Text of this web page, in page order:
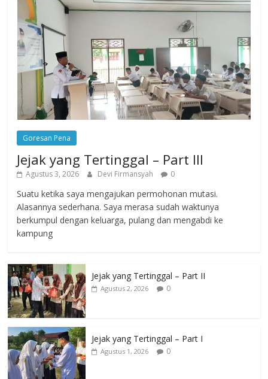
Goresan Pena
Jejak yang Tertinggal – Part III
Agustus 3, 2026 Devi Firmansyah 0
Suatu ketika saya mengajukan permohonan mutasi.
Alasannya sederhana. Saya merasa sudah waktunya
berkumpul dengan keluarga, pulang dan mengabdi ke
kampung
Jejak yang Tertinggal – Part II
Agustus 2, 2026 0
Jejak yang Tertinggal – Part I
Agustus 1, 2026 0